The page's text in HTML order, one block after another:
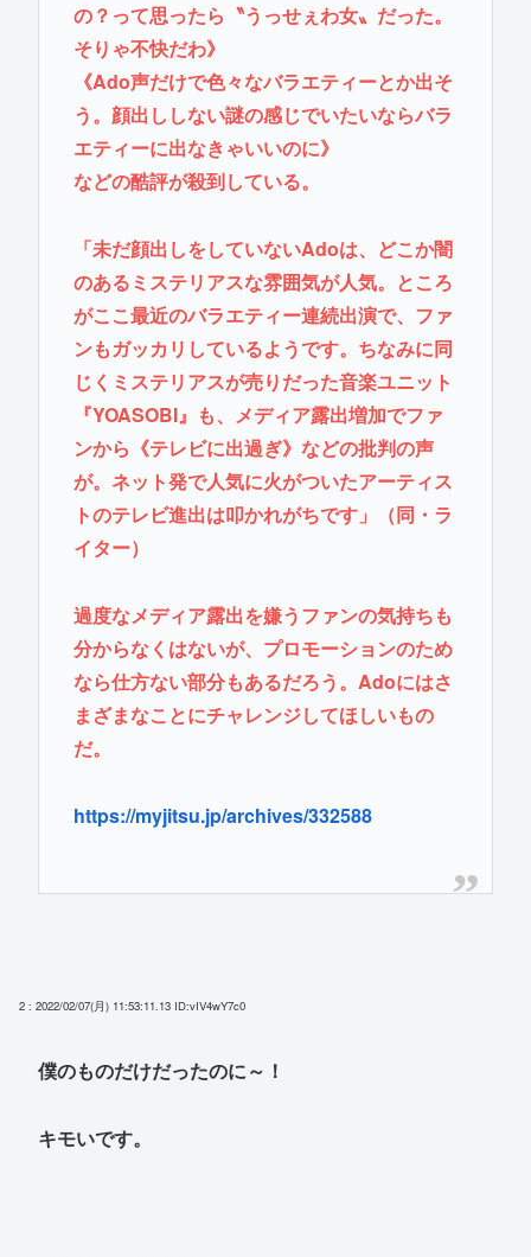
の？って思ったら〝うっせぇわ女〟だった。
そりゃ不快だわ》
《Ado声だけで色々なバラエティーとか出そ
う。顔出ししない謎の感じでいたいならバラ
エティーに出なきゃいいのに》
などの酷評が殺到している。
「未だ顔出しをしていないAdoは、どこか闇
のあるミステリアスな雰囲気が人気。ところ
がここ最近のバラエティー連続出演で、ファ
ンもガッカリしているようです。ちなみに同
じくミステリアスが売りだった音楽ユニット
『YOASOBI』も、メディア露出増加でファ
ンから《テレビに出過ぎ》などの批判の声
が。ネット発で人気に火がついたアーティス
トのテレビ進出は叩かれがちです」（同・ラ
イター）
過度なメディア露出を嫌うファンの気持ちも
分からなくはないが、プロモーションのため
なら仕方ない部分もあるだろう。Adoにはさ
まざまなことにチャレンジしてほしいもの
だ。
https://myjitsu.jp/archives/332588
2 : 2022/02/07(月) 11:53:11.13 ID:vIV4wY7c0
僕のものだけだったのに～！
キモいです。